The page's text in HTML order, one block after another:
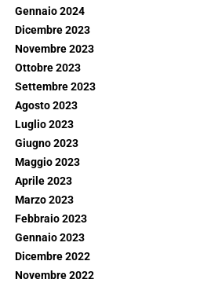
Gennaio 2024
Dicembre 2023
Novembre 2023
Ottobre 2023
Settembre 2023
Agosto 2023
Luglio 2023
Giugno 2023
Maggio 2023
Aprile 2023
Marzo 2023
Febbraio 2023
Gennaio 2023
Dicembre 2022
Novembre 2022